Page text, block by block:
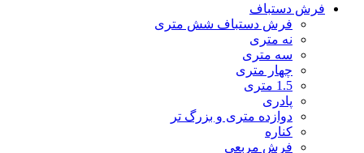
فرش دستباف
فرش دستباف شش متری
نه متری
سه متری
چهار متری
1.5 متری
پادری
دوازده متری و بزرگ تر
کناره
فرش مربعی